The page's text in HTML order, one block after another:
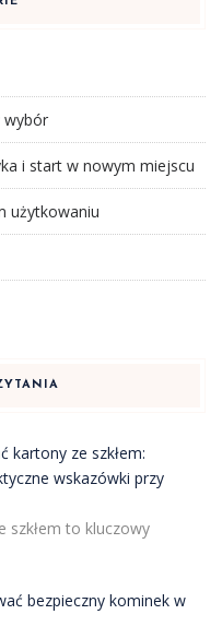
wybór
i start w nowym miejscu
użytkowaniu
kartony ze szkłem:
wskazówki przy
szkłem to kluczowy
bezpieczny kominek w